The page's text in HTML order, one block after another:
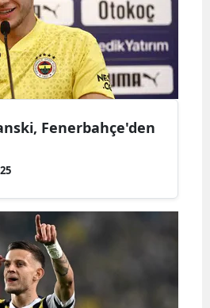
Fenerbahçe'den